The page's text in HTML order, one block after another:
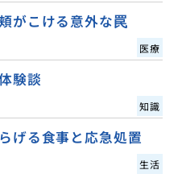
がこける意外な罠
医療
験談
知識
げる食事と応急処置
生活